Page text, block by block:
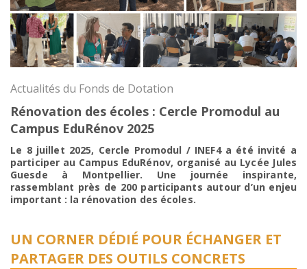
Actualités du Fonds de Dotation
Rénovation des écoles : Cercle Promodul au
Campus EduRénov 2025
Le 8 juillet 2025, Cercle Promodul / INEF4 a été invité a
participer au Campus EduRénov, organisé au Lycée Jules
Guesde à Montpellier. Une journée inspirante,
rassemblant près de 200 participants autour d’un enjeu
important : la rénovation des écoles.
UN CORNER DÉDIÉ POUR ÉCHANGER ET
PARTAGER DES OUTILS CONCRETS